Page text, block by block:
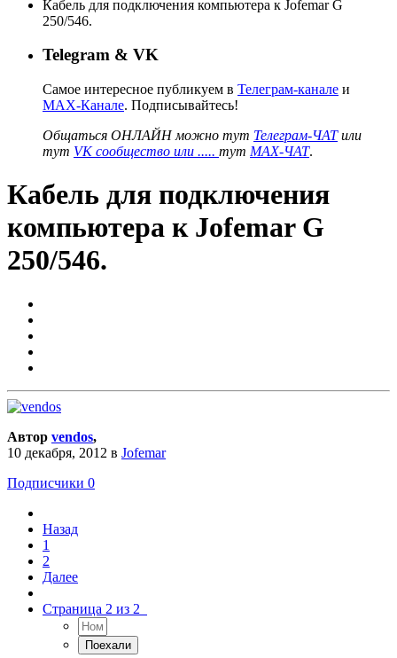
Кабель для подключения компьютера к Jofemar G
250/546.
Telegram & VK
Самое интересное публикуем в Телеграм-канале и
MAX-Канале. Подписывайтесь!
Общаться ОНЛАЙН можно тут Телеграм-ЧАТили
тут VK сообщество или ..... тут MAX-ЧАТ.
Кабель для подключения
компьютера к Jofemar G
250/546.
Автор vendos,
10 декабря, 2012 в Jofemar
Подписчики 0
Назад
1
2
Далее
Страница 2 из 2